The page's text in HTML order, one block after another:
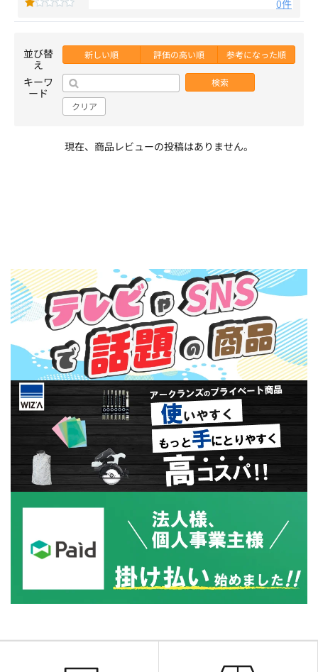
0件
並び替
え
新しい順 評価の高い順 参考になった順
キーワ
ード
検索
クリア
現在、商品レビューの投稿はありません。